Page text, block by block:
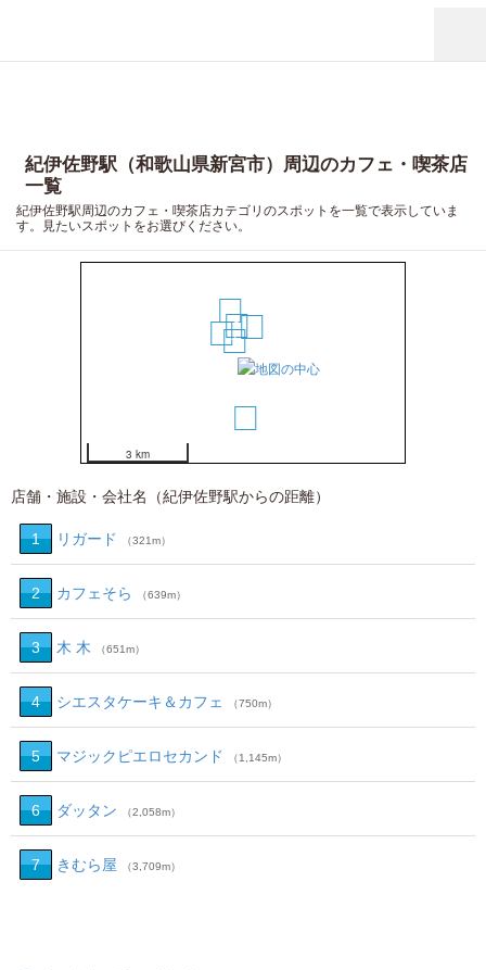
紀伊佐野駅（和歌山県新宮市）周辺のカフェ・喫茶店
一覧
紀伊佐野駅周辺のカフェ・喫茶店カテゴリのスポットを一覧で表示していま
す。見たいスポットをお選びください。
1
3
4
5
3 km
店舗・施設・会社名（紀伊佐野駅からの距離）
1 リガード （321m）
2 カフェそら （639m）
3 木 木 （651m）
4 シエスタケーキ＆カフェ （750m）
5 マジックピエロセカンド （1,145m）
6 ダッタン （2,058m）
7 きむら屋 （3,709m）